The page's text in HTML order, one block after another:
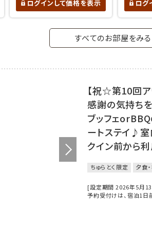
ログインして価格を表示 ログ
すべてのお部屋をみる
【祝☆第10回
感謝の気持ち
ブッフェ
ートステイ♪室
クイン前から利
ちゅらとく限定 夕食
[設定期間 2026年5月
予約受付けは、宿泊1日